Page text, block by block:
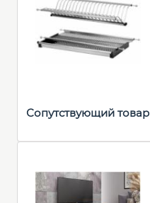
Сопутствующий товар